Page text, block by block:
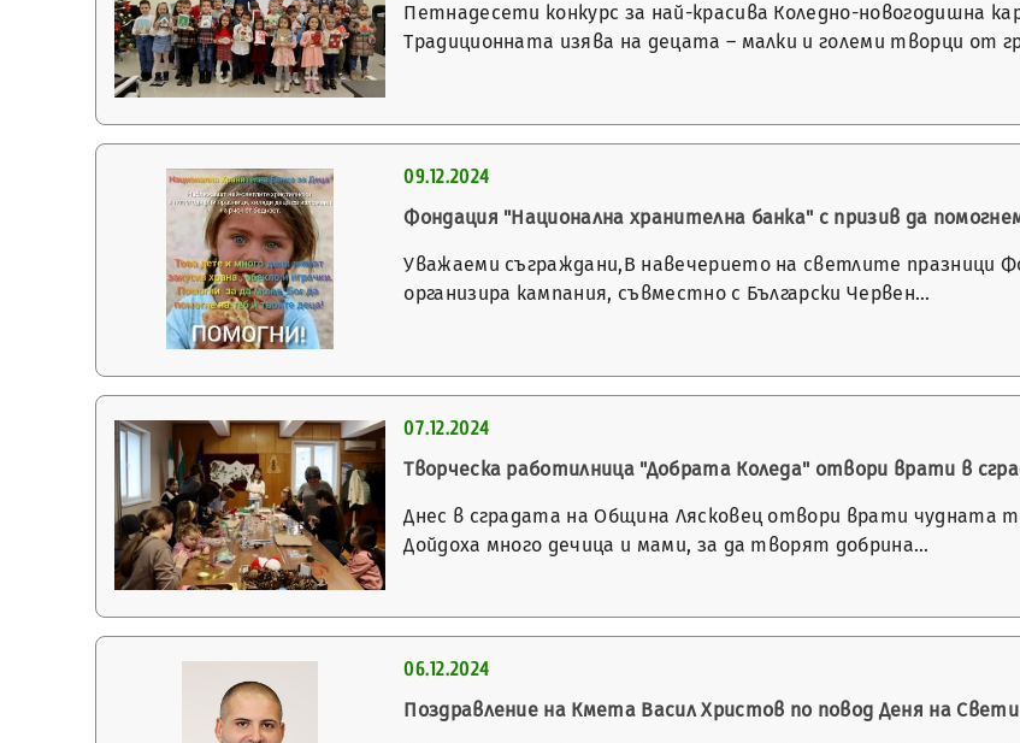
Петнадесети конкурс за най-красива Коледно-новогодишна
Традиционната изява на децата – малки и големи творци от
09.12.2024
Фондация "Национална хранителна банка" с призив да
Уважаеми съграждани,В навечерието на светлите празници
организира кампания, съвместно с Български Червен…
07.12.2024
Творческа работилница "Добрата Коледа" отвори врати в
Днес в сградата на Община Лясковец отвори врати чудната
Дойдоха много дечица и мами, за да творят добрина…
06.12.2024
Поздравление на Кмета Васил Христов по повод Деня на